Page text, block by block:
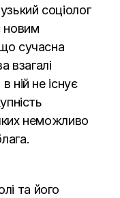
соціолог
новим
сучасна
взагалі
ній не існує
неможливо
та його